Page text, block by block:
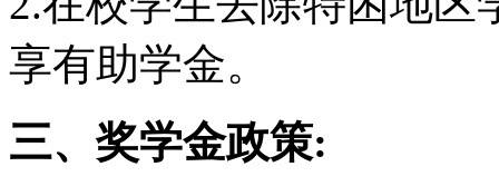
享有助学金。
三、奖学金政策: